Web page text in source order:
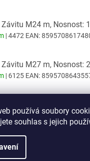
používá soubory
souhlas s jejich
Závitu M24 m, Nosnost:
| 4472 EAN:
Závitu M27 m, Nosnost:
| 6125 EAN:
| 4473EAN:
Závitu M36 m, Nosnost:
| 5752EAN: